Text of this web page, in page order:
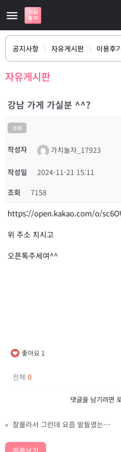
공지사항 자유게시판 이용후기
자유게시판
강남 가게 가실분 ^^?
호빠
작성자 가치놀자_17923
작성일
2024-11-21 15:11
조회
7158
https://open.kakao.com/o/
위 주소 치시고
오픈톡주세여^^
좋아요 1
전체 0
댓글을 남기려면
« 잘몰라서 그런데 요즘 발들였는데 호메 어디서 구하나요